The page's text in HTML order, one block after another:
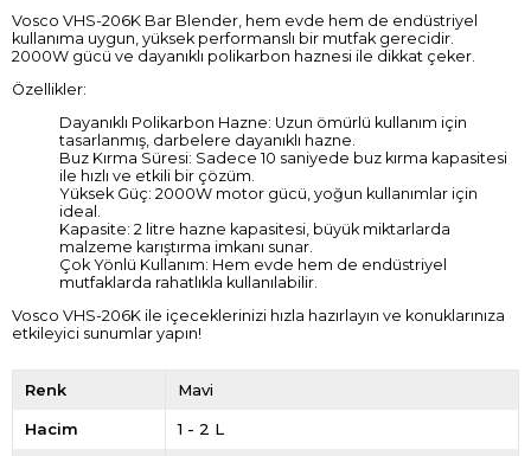
Vosco VHS-206K Bar Blender, hem evde hem de endüstriyel
kullanıma uygun, yüksek performanslı bir mutfak gerecidir.
2000W gücü ve dayanıklı polikarbon haznesi ile dikkat çeker.
Özellikler:
Dayanıklı Polikarbon Hazne: Uzun ömürlü kullanım için
tasarlanmış, darbelere dayanıklı hazne.
Buz Kırma Süresi: Sadece 10 saniyede buz kırma kapasitesi
ile hızlı ve etkili bir çözüm.
Yüksek Güç: 2000W motor gücü, yoğun kullanımlar için
ideal.
Kapasite: 2 litre hazne kapasitesi, büyük miktarlarda
malzeme karıştırma imkanı sunar.
Çok Yönlü Kullanım: Hem evde hem de endüstriyel
mutfaklarda rahatlıkla kullanılabilir.
Vosco VHS-206K ile içeceklerinizi hızla hazırlayın ve konuklarınıza
etkileyici sunumlar yapın!
Renk Mavi
Hacim 1 - 2 L